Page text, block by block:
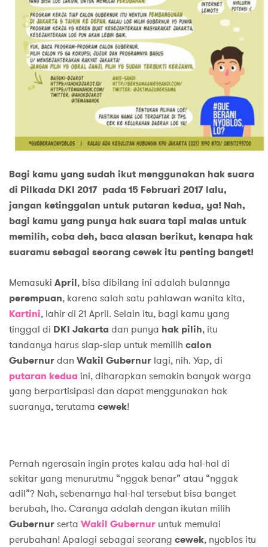
Bagi kamu yangsudah ikut menggunakan hak suara
di Pilkada DKI 2017 pada 15 Februari 2017 lalu,
jangan ketinggalan untuk putaran kedua, ya! Nah,
bagi kamu yang punya hak suara tapi malas untuk
memilih, coba deh, baca alasan berikut, kenapa hak
suaramu sebagai seorang cewek itu penting banget!
Memasuki April, bisa dibilang ini adalah bulannya
perempuan, karena salah satu pahlawan wanita kita,
Kartini, lahir di 21 April. Selain itu, bagi kamu yang
tinggal di DKI Jakarta dan punya hak pilih, itu
tandanya harus siap-siap untuk memilih calon
Gubernurdan Wakil Gubernur lagi, nih. Yap, di
putaran kedua ini, diharapkan semakin banyak warga
yang berpartisipasi dan dapat menggunakan hak
suaranya, terutama cewek!
Pernah ngerasain ingin protes kalau ada hal-hal di
sekitar yang menurutmu “nggak benar” atau “nggak
adil”? Nah, sebenarnya hal-hal tersebut bisa banget
berubah, lho. Caranya adalah dengan ikutan milih
Gubernurserta Wakil Gubernur untuk memulai
perubahan! Apalagi sebagai seorang cewek, nyoblos itu